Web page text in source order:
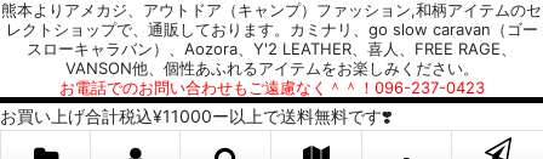
熊本よりアメカジ、アウトドア（キャンプ）ファッション,和柄アイテムのセ
レクトショップで、通販しております。カミナリ、go slow caravan（ゴー
スローキャラバン）、Aozora、Y'2 LEATHER、喜人、FREE RAGE、
VANSON他、個性あふれるアイテムをお楽しみください。
お電話でのお問い合わせもご遠慮なく＾＾！096-237-0423
お買い上げ合計税込¥11000ー以上で送料無料です❣️